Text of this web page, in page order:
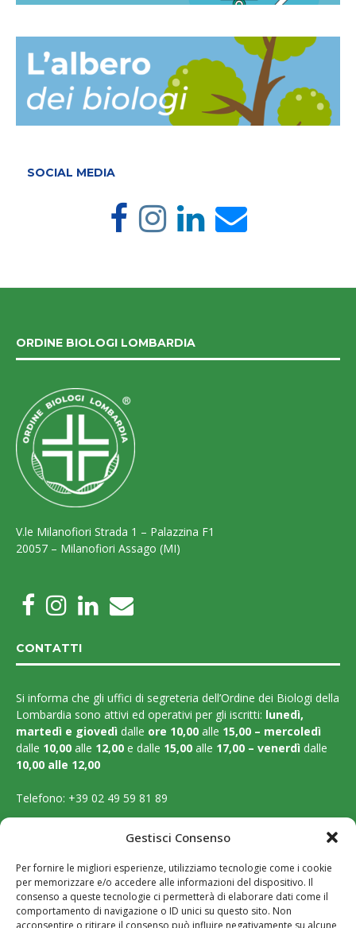
Gestisci Consenso
Per fornire le migliori esperienze, utilizziamo tecnologie come i cookie
per memorizzare e/o accedere alle informazioni del dispositivo. Il
consenso a queste tecnologie ci permetterà di elaborare dati come il
comportamento di navigazione o ID unici su questo sito. Non
acconsentire o ritirare il consenso può influire negativamente su alcune
SOCIAL MEDIA
ORDINE BIOLOGI LOMBARDIA
V.le Milanofiori Strada 1 – Palazzina F1
20057 – Milanofiori Assago (MI)
CONTATTI
Si informa che gli uffici di segreteria dell’Ordine dei Biologi della
Lombardia sono attivi ed operativi per gli iscritti: lunedì,
martedì e giovedì dalle ore 10,00 alle 15,00 – mercoledì
dalle 10,00 alle 12,00 e dalle 15,00 alle 17,00 – venerdì dalle
10,00 alle 12,00
Telefono: +39 02 49 59 81 89
segreteria@ordinebiologilombardia.it
LEGAL PAGES